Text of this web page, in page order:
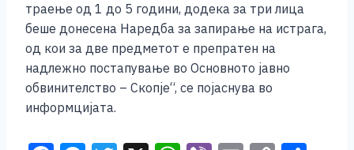
траење од 1 до 5 години, додека за три лица
беше донесена Наредба за запирање на истрага,
од кои за две предметот е препратен на
надлежно постапување во Основното јавно
обвинителство – Скопје“, се појаснува во
информцијата.